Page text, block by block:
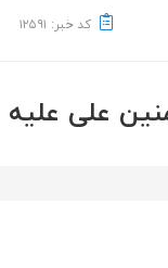
کد خبر: ۱۲۵۹۱
علی